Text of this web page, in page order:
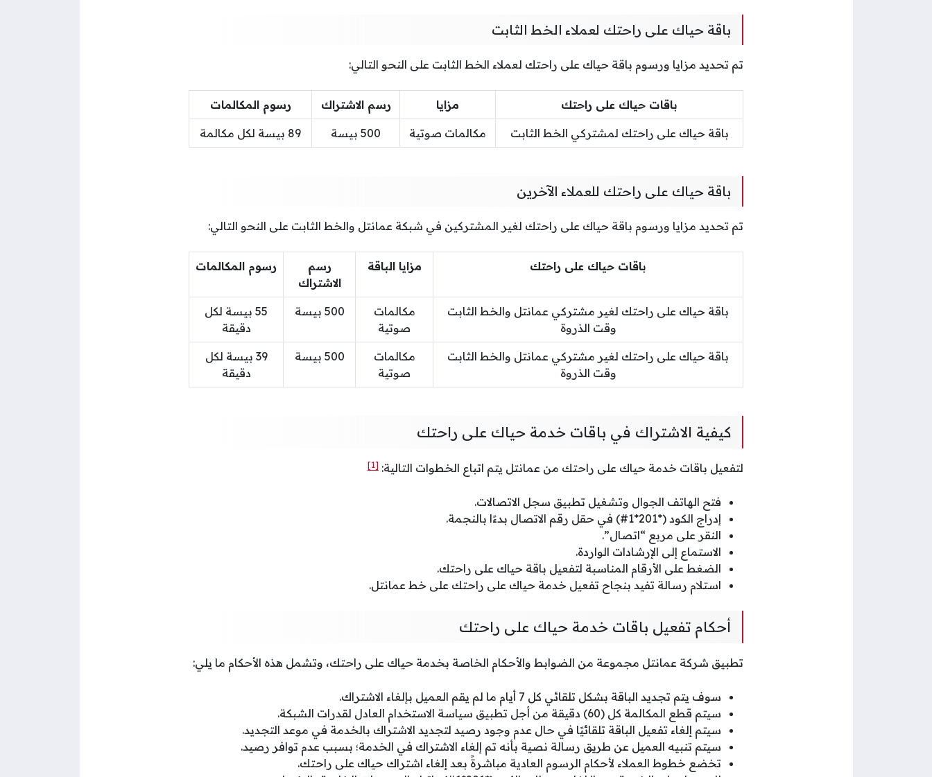
باقة حياك على راحتك لعملاء الخط الثابت
تم تحديد مزايا ورسوم باقة حياك على راحتك لعملاء الخط الثابت على النحو التالي:
باقات حياك على راحتك مزايا رسم الاشتراك رسوم المكالمات
باقة حياك على راحتك لمشتركي الخط الثابت مكالمات صوتية 500 بيسة 89 بيسة لكل مكالمة
باقة حياك على راحتك للعملاء الآخرين
تم تحديد مزايا ورسوم باقة حياك على راحتك لغير المشتركين في شبكة عمانتل والخط الثابت على النحو التالي:
باقات حياك على راحتك مزايا الباقة
رسم
الاشتراك
رسوم المكالمات
باقة حياك على راحتك لغير مشتركي عمانتل والخط الثابت
وقت الذروة
مكالمات
صوتية
500 بيسة
55 بيسة لكل
دقيقة
باقة حياك على راحتك لغير مشتركي عمانتل والخط الثابت
وقت الذروة
مكالمات
صوتية
500 بيسة
39 بيسة لكل
دقيقة
كيفية الاشتراك في باقات خدمة حياك على راحتك
لتفعيل باقات خدمة حياك على راحتك من عمانتل يتم اتباع الخطوات التالية: [1]
فتح الهاتف الجوال وتشغيل تطبيق سجل الاتصالات.
إدراج الكود (*201*1#) في حقل رقم الاتصال بدءًا بالنجمة.
النقر على مربع “اتصال”.
الاستماع إلى الإرشادات الواردة.
الضغط على الأرقام المناسبة لتفعيل باقة حياك على راحتك.
استلام رسالة تفيد بنجاح تفعيل خدمة حياك على راحتك على خط عمانتل.
أحكام تفعيل باقات خدمة حياك على راحتك
تطبيق شركة عمانتل مجموعة من الضوابط والأحكام الخاصة بخدمة حياك على راحتك، وتشمل هذه الأحكام ما يلي:
سوف يتم تجديد الباقة بشكل تلقائي كل 7 أيام ما لم يقم العميل بإلغاء الاشتراك.
سيتم قطع المكالمة كل (60) دقيقة من أجل تطبيق سياسة الاستخدام العادل لقدرات الشبكة.
سيتم إلغاء تفعيل الباقة تلقائيًا في حال عدم وجود رصيد لتجديد الاشتراك بالخدمة في موعد التجديد.
سيتم تنبيه العميل عن طريق رسالة نصية بأنه تم إلغاء الاشتراك في الخدمة؛ بسبب عدم توافر رصيد.
تخضع خطوط العملاء لأحكام الرسوم العادية مباشرةً بعد إلغاء اشتراك حياك على راحتك.